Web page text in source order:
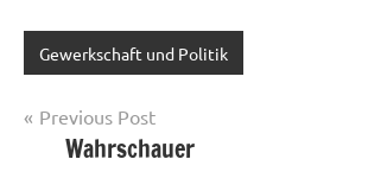
Gewerkschaft und Politik
Post
navigation
Previous Post
Wahrschauer